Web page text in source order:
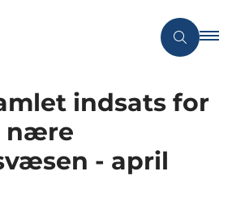
indsats for
nære
- april